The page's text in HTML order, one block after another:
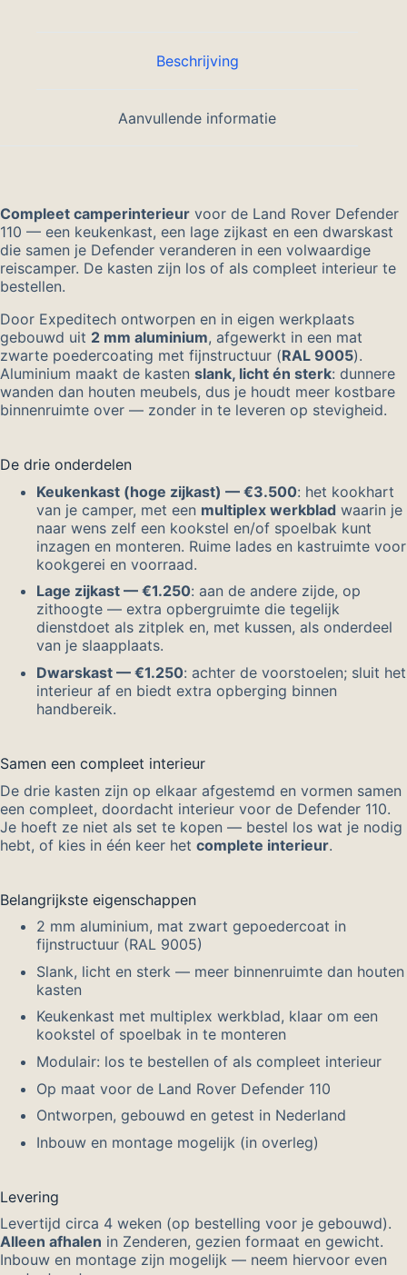
Beschrijving
Aanvullende informatie
Compleet camperinterieur voor de Land Rover Defender
110 — een keukenkast, een lage zijkast en een dwarskast
die samen je Defender veranderen in een volwaardige
reiscamper. De kasten zijn los of als compleet interieur te
bestellen.
Door Expeditech ontworpen en in eigen werkplaats
gebouwd uit 2 mm aluminium, afgewerkt in een mat
zwarte poedercoating met fijnstructuur (RAL 9005).
Aluminium maakt de kasten slank, licht én sterk: dunnere
wanden dan houten meubels, dus je houdt meer kostbare
binnenruimte over — zonder in te leveren op stevigheid.
De drie onderdelen
Keukenkast (hoge zijkast) — €3.500: het kookhart
van je camper, met een multiplex werkblad waarin je
naar wens zelf een kookstel en/of spoelbak kunt
inzagen en monteren. Ruime lades en kastruimte voor
kookgerei en voorraad.
Lage zijkast — €1.250: aan de andere zijde, op
zithoogte — extra opbergruimte die tegelijk
dienstdoet als zitplek en, met kussen, als onderdeel
van je slaapplaats.
Dwarskast — €1.250: achter de voorstoelen; sluit het
interieur af en biedt extra opberging binnen
handbereik.
Samen een compleet interieur
De drie kasten zijn op elkaar afgestemd en vormen samen
een compleet, doordacht interieur voor de Defender 110.
Je hoeft ze niet als set te kopen — bestel los wat je nodig
hebt, of kies in één keer het complete interieur.
Belangrijkste eigenschappen
2 mm aluminium, mat zwart gepoedercoat in
fijnstructuur (RAL 9005)
Slank, licht en sterk — meer binnenruimte dan houten
kasten
Keukenkast met multiplex werkblad, klaar om een
kookstel of spoelbak in te monteren
Modulair: los te bestellen of als compleet interieur
Op maat voor de Land Rover Defender 110
Ontworpen, gebouwd en getest in Nederland
Inbouw en montage mogelijk (in overleg)
Levering
Levertijd circa 4 weken (op bestelling voor je gebouwd).
Alleen afhalen in Zenderen, gezien formaat en gewicht.
Inbouw en montage zijn mogelijk — neem hiervoor even